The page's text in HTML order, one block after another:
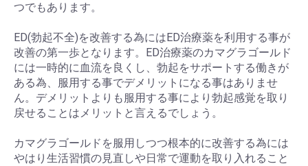
つでもあります。
ED(勃起不全)を改善する為にはED治療薬を利用する事が
改善の第一歩となります。ED治療薬のカマグラゴールド
には一時的に血流を良くし、勃起をサポートする働きが
ある為、服用する事でデメリットになる事はありませ
ん。デメリットよりも服用する事により勃起感覚を取り
戻せることはメリットと言えるでしょう。
カマグラゴールドを服用しつつ根本的に改善する為には
やはり生活習慣の見直しや日常で運動を取り入れること